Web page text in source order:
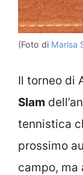
(Foto di Marisa
Il torneo di
Slam
tennistica
prossimo
campo, ma